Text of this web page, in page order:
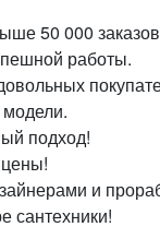
50 000
работы.
подход!
и
сантехники!